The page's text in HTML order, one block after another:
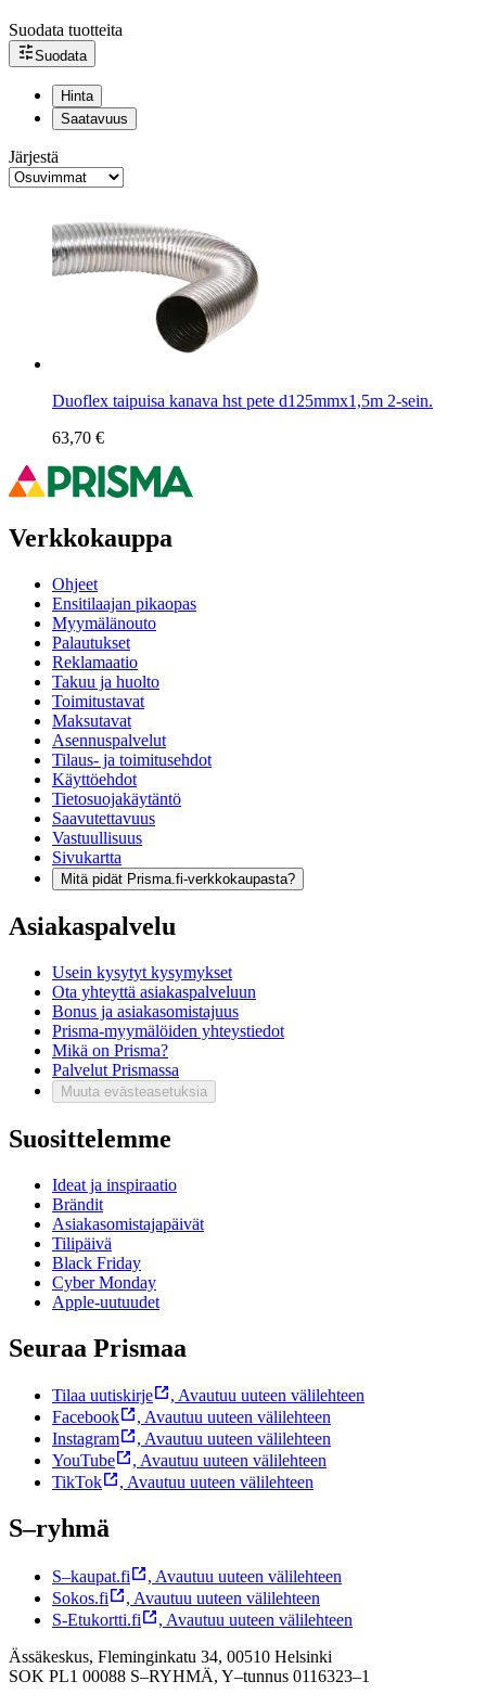
Suodata tuotteita
Suodata
Hinta
Saatavuus
Järjestä
Duoflex taipuisa kanava hst pete d125mmx1,5m 2-sein.
63,70 €
Verkkokauppa
Ohjeet
Ensitilaajan pikaopas
Myymälänouto
Palautukset
Reklamaatio
Takuu ja huolto
Toimitustavat
Maksutavat
Asennuspalvelut
Tilaus- ja toimitusehdot
Käyttöehdot
Tietosuojakäytäntö
Saavutettavuus
Vastuullisuus
Sivukartta
Mitä pidät Prisma.fi-verkkokaupasta?
Asiakaspalvelu
Usein kysytyt kysymykset
Ota yhteyttä asiakaspalveluun
Bonus ja asiakasomistajuus
Prisma-myymälöiden yhteystiedot
Mikä on Prisma?
Palvelut Prismassa
Muuta evästeasetuksia
Suosittelemme
Ideat ja inspiraatio
Brändit
Asiakasomistajapäivät
Tilipäivä
Black Friday
Cyber Monday
Apple-uutuudet
Seuraa Prismaa
Tilaa uutiskirje , Avautuu uuteen välilehteen
Facebook
, Avautuu uuteen välilehteen
Instagram
, Avautuu uuteen välilehteen
YouTube
, Avautuu uuteen välilehteen
TikTok
, Avautuu uuteen välilehteen
S–ryhmä
S–kaupat.fi , Avautuu uuteen välilehteen
Sokos.fi
, Avautuu uuteen välilehteen
S-Etukortti.fi
, Avautuu uuteen välilehteen
Ässäkeskus, Fleminginkatu 34, 00510 Helsinki
SOK PL1 00088 S–RYHMÄ, Y–tunnus 0116323–1